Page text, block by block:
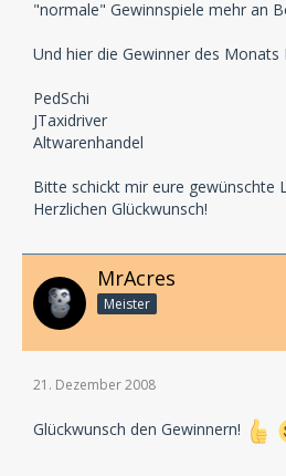
"normale" Gewinnspiele mehr an
Und hier die Gewinner des Monats
PedSchi
JTaxidriver
Altwarenhandel
Bitte schickt mir eure gewünschte
Herzlichen Glückwunsch!
MrAcres
Meister
21. Dezember 2008
Glückwunsch den Gewinnern!